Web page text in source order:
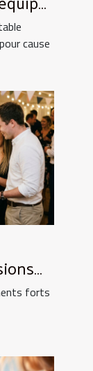
cause
forts